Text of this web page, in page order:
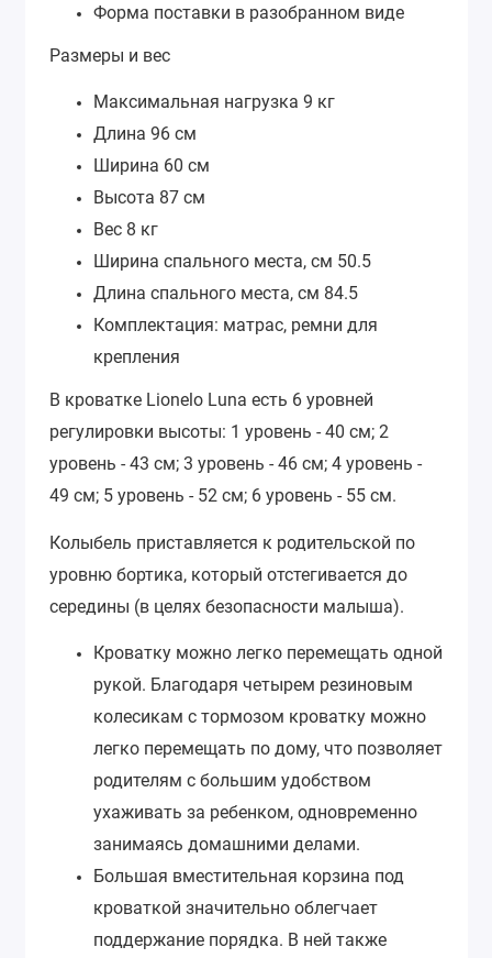
Форма поставки в разобранном виде
Размеры и вес
Максимальная нагрузка 9 кг
Длина 96 см
Ширина 60 см
Высота 87 см
Вес 8 кг
Ширина спального места, см 50.5
Длина спального места, см 84.5
Комплектация: матрас, ремни для
крепления
В кроватке Lionelo Luna есть 6 уровней
регулировки высоты: 1 уровень - 40 см; 2
уровень - 43 см; 3 уровень - 46 см; 4 уровень -
49 см; 5 уровень - 52 см; 6 уровень - 55 см.
Колыбель приставляется к родительской по
уровню бортика, который отстегивается до
середины (в целях безопасности малыша).
Кроватку можно легко перемещать одной
рукой. Благодаря четырем резиновым
колесикам с тормозом кроватку можно
легко перемещать по дому, что позволяет
родителям с большим удобством
ухаживать за ребенком, одновременно
занимаясь домашними делами.
Большая вместительная корзина под
кроваткой значительно облегчает
поддержание порядка. В ней также